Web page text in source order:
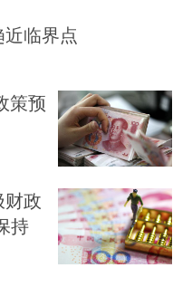
临界点
策预
财政
持